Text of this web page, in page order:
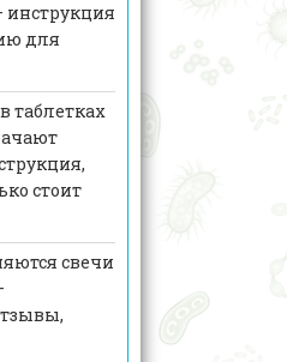
для
таблетках
стоит
свечи